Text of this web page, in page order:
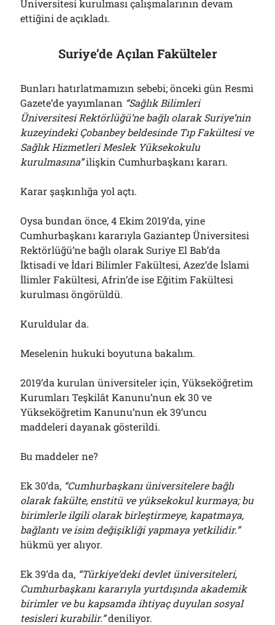
Üniversitesi kurulması çalışmalarının devam
ettiğini de açıkladı.
Suriye’de Açılan Fakülteler
Bunları hatırlatmamızın sebebi; önceki gün Resmi
Gazete’de yayımlanan “Sağlık Bilimleri
Üniversitesi Rektörlüğü’ne bağlı olarak Suriye’nin
kuzeyindeki Çobanbey beldesinde Tıp Fakültesi ve
Sağlık Hizmetleri Meslek Yüksekokulu
kurulmasına”ilişkin Cumhurbaşkanı kararı.
Karar şaşkınlığa yol açtı.
Oysa bundan önce, 4 Ekim 2019’da, yine
Cumhurbaşkanı kararıyla Gaziantep Üniversitesi
Rektörlüğü’ne bağlı olarak Suriye El Bab’da
İktisadi ve İdari Bilimler Fakültesi, Azez’de İslami
İlimler Fakültesi, Afrin’de ise Eğitim Fakültesi
kurulması öngörüldü.
Kuruldular da.
Meselenin hukuki boyutuna bakalım.
2019’da kurulan üniversiteler için, Yükseköğretim
Kurumları Teşkilât Kanunu’nun ek 30 ve
Yükseköğretim Kanunu’nun ek 39’uncu
maddeleri dayanak gösterildi.
Bu maddeler ne?
Ek 30’da, “Cumhurbaşkanı üniversitelere bağlı
olarak fakülte, enstitü ve yüksekokul kurmaya; bu
birimlerle ilgili olarak birleştirmeye, kapatmaya,
bağlantı ve isim değişikliği yapmaya yetkilidir.”
hükmü yer alıyor.
Ek 39’da da, “Türkiye’deki devlet üniversiteleri,
Cumhurbaşkanı kararıyla yurtdışında akademik
birimler ve bu kapsamda ihtiyaç duyulan sosyal
tesisleri kurabilir.”deniliyor.